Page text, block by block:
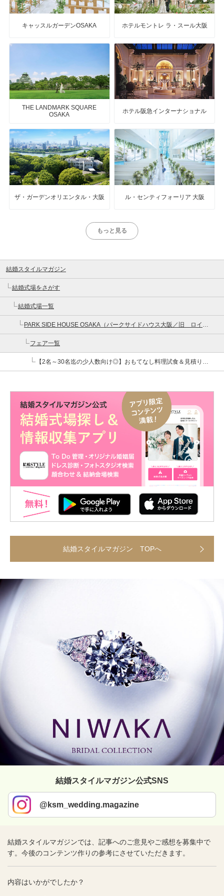
キャッスルガーデンOSAKA ホテルモントレ ラ・スール大阪
THE LANDMARK SQUARE
OSAKA
ホテル阪急インターナショナル
ザ・ガーデンオリエンタル・大阪 ル・センティフォーリア 大阪
もっと見る
結婚スタイルマガジン
結婚式場をさがす
結婚式場一覧
フェア一覧
結婚スタイルマガジン TOPへ
結婚スタイルマガジン公式SNS
@ksm_wedding.magazine
結婚スタイルマガジンでは、記事へのご意見やご感想を募集中で
す。今後のコンテンツ作りの参考にさせていただきます。
内容はいかがでしたか？